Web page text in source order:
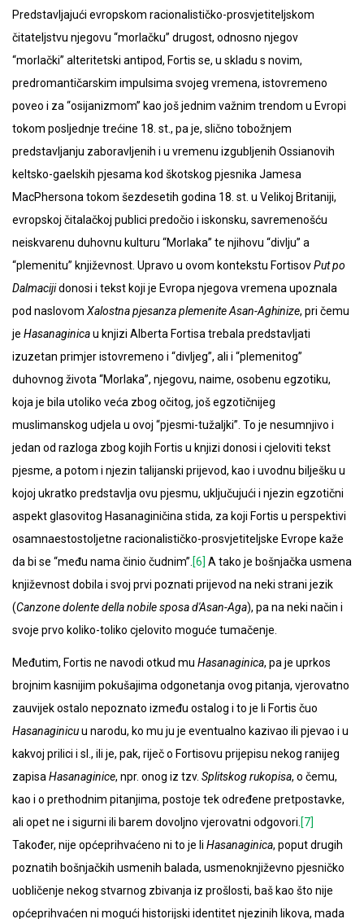
Predstavljajući evropskom racionalističko-prosvjetiteljskom
čitateljstvu njegovu “morlačku” drugost, odnosno njegov
“morlački” alteritetski antipod, Fortis se, u skladu s novim,
predromantičarskim impulsima svojeg vremena, istovremeno
poveo i za “osijanizmom” kao još jednim važnim trendom u Evropi
tokom posljednje trećine 18. st., pa je, slično tobožnjem
predstavljanju zaboravljenih i u vremenu izgubljenih Ossianovih
keltsko-gaelskih pjesama kod škotskog pjesnika Jamesa
MacPhersona tokom šezdesetih godina 18. st. u Velikoj Britaniji,
evropskoj čitalačkoj publici predočio i iskonsku, savremenošću
neiskvarenu duhovnu kulturu “Morlaka” te njihovu “divlju” a
“plemenitu” književnost. Upravo u ovom kontekstu FortisovPut po
Dalmacijidonosi i tekst koji je Evropa njegova vremena upoznala
pod naslovom Xalostnapjesanza plemenite Asan-Aghinize, pri čemu
je Hasanaginicau knjizi Alberta Fortisa trebala predstavljati
izuzetan primjer istovremeno i “divljeg”, ali i “plemenitog”
duhovnog života “Morlaka”, njegovu, naime, osobenu egzotiku,
koja je bila utoliko veća zbog očitog, još egzotičnijeg
muslimanskog udjela u ovoj “pjesmi-tužaljki”. To je nesumnjivo i
jedan od razloga zbog kojih Fortis u knjizi donosi i cjeloviti tekst
pjesme, a potom i njezin talijanski prijevod, kao i uvodnu bilješku u
kojoj ukratko predstavlja ovu pjesmu, uključujući i njezin egzotični
aspekt glasovitog Hasanaginičina stida, za koji Fortis u perspektivi
osamnaestostoljetne racionalističko-prosvjetiteljske Evrope kaže
da bi se “među nama činio čudnim”.[6] A tako je bošnjačka usmena
književnost dobila i svoj prvi poznati prijevod na neki strani jezik
(Canzone dolente della nobile sposa d'Asan-Aga), pa na neki način i
svoje prvo koliko-toliko cjelovito moguće tumačenje.
Međutim, Fortis ne navodi otkud mu Hasanaginica, pa je uprkos
brojnim kasnijim pokušajima odgonetanja ovog pitanja, vjerovatno
zauvijek ostalo nepoznato između ostalog i to je li Fortis čuo
Hasanaginicuu narodu, ko mu ju je eventualno kazivao ili pjevao i u
kakvoj prilici i sl., ili je, pak, riječ o Fortisovu prijepisu nekog ranijeg
zapisaHasanaginice, npr. onog iz tzv. Splitskog rukopisa, o čemu,
kao i o prethodnim pitanjima, postoje tek određene pretpostavke,
ali opet ne i sigurni ili barem dovoljno vjerovatni odgovori.[7]
Također, nije općeprihvaćeno ni to je li Hasanaginica, poput drugih
poznatih bošnjačkih usmenih balada, usmenoknjiževno pjesničko
uobličenje nekog stvarnog zbivanja iz prošlosti, baš kao što nije
općeprihvaćen ni mogući historijski identitet njezinih likova, mada